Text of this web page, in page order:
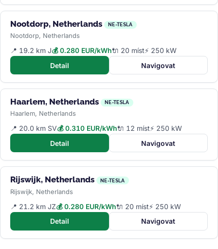
Nootdorp, Netherlands NE-TESLA
Nootdorp, Netherlands
📍 19.2 km J💰 0.280 EUR/kWh🔌 20 míst⚡ 250 kW
Detail
Navigovat
Haarlem, Netherlands NE-TESLA
Haarlem, Netherlands
📍 20.0 km SV💰 0.310 EUR/kWh🔌 12 míst⚡ 250 kW
Detail
Navigovat
Rijswijk, Netherlands NE-TESLA
Rijswijk, Netherlands
📍 21.2 km JZ💰 0.280 EUR/kWh🔌 20 míst⚡ 250 kW
Detail
Navigovat